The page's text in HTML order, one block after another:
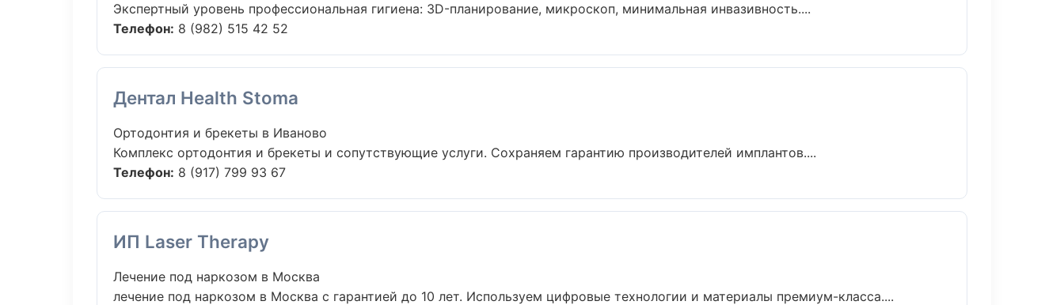
Экспертный уровень профессиональная гигиена: 3D-планирование, микроскоп, минимальная инвазивность....
Телефон: 8 (982) 515 42 52
Дентал Health Stoma
Ортодонтия и брекеты в Иваново
Комплекс ортодонтия и брекеты и сопутствующие услуги. Сохраняем гарантию производителей имплантов....
Телефон: 8 (917) 799 93 67
ИП Laser Therapy
Лечение под наркозом в Москва
лечение под наркозом в Москва с гарантией до 10 лет. Используем цифровые технологии и материалы премиум-класса....